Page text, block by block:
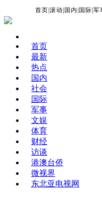
首页 |滚动 国内 国际 |军
首页
最新
热点
国内
社会
国际
军事
文娱
体育
财经
访谈
港澳台侨
微视界
东北亚电视网